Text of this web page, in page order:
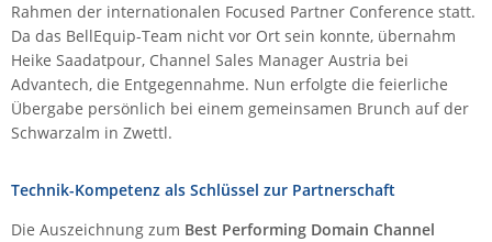
Icron
IEC Lock
Ihse
Kerlink
KVM TEC
Legrand
Rahmen der internationalen Focused Partner Conference statt.
Da das BellEquip-Team nicht vor Ort sein konnte, übernahm
Heike Saadatpour, Channel Sales Manager Austria bei
Advantech, die Entgegennahme. Nun erfolgte die feierliche
Übergabe persönlich bei einem gemeinsamen Brunch auf der
Schwarzalm in Zwettl.
Technik-Kompetenz als Schlüssel zur Partnerschaft
Die Auszeichnung zum Best Performing Domain Channel